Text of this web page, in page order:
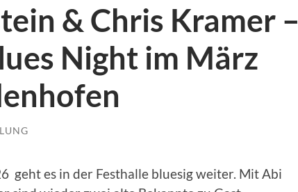
& Chris Kramer –
Night im März
geht es in der Festhalle bluesig weiter. Mit Abi